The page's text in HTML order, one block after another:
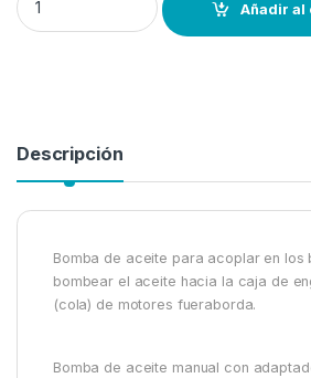
Añadir al
Descripción
Bomba de aceite para acoplar en los
bombear el aceite hacia la caja de
(cola) de motores fueraborda.
Bomba de aceite manual con